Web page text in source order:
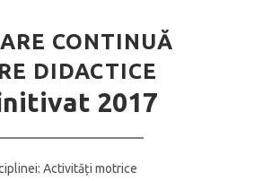
CONTINUĂ
DIDACTICE
2017
Activități motrice